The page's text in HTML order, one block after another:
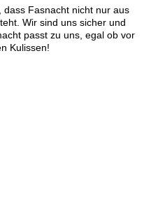
dass Fasnacht nicht nur aus
Wir sind uns sicher und
passt zu uns, egal ob vor
Kulissen!